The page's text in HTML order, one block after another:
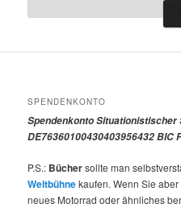
SPENDENKONTO
Spendenkonto Situationistischer
DE76360100430403956432 BIC
P.S.: Büchersollte man
Weltbühnekaufen. Wenn Sie
neues Motorrad oder ähnliches